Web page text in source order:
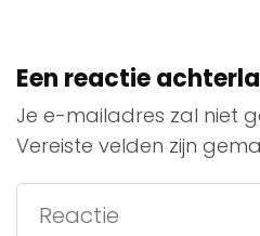
Een reactie
Je e-mailadres zal niet
Vereiste velden zijn